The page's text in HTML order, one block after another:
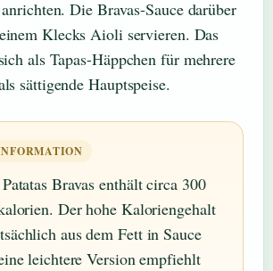
Die Bravas-Sauce darüber
Klecks Aioli servieren. Das
als Tapas-Häppchen für mehrere
sättigende Hauptspeise.
Bravas enthält circa 300
Der hohe Kaloriengehalt
aus dem Fett in Sauce
leichtere Version empfiehlt